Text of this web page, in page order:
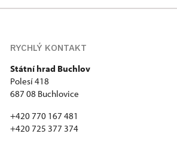
RYCHLÝ KONTAKT
Státní hrad Buchlov
Polesí 418
687 08 Buchlovice
+420 770 167 481
+420 725 377 374